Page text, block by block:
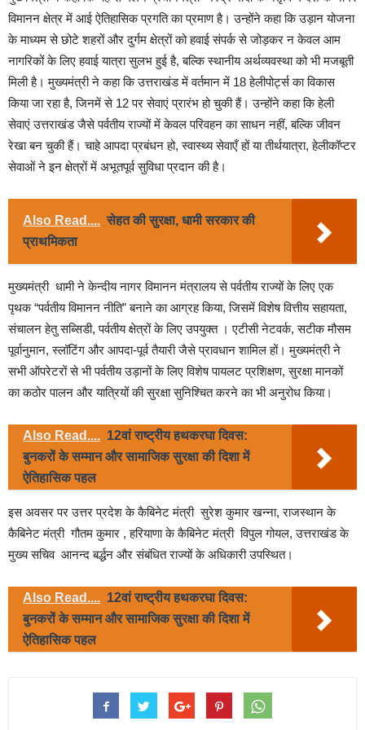
विमानन क्षेत्र में आई ऐतिहासिक प्रगति का प्रमाण है। उन्होंने कहा कि उड़ान योजना
के माध्यम से छोटे शहरों और दुर्गम क्षेत्रों को हवाई संपर्क से जोड़कर न केवल आम
नागरिकों के लिए हवाई यात्रा सुलभ हुई है, बल्कि स्थानीय अर्थव्यवस्था को भी मजबूती
मिली है। मुख्यमंत्री ने कहा कि उत्तराखंड में वर्तमान में 18 हेलीपोर्ट्स का विकास
किया जा रहा है, जिनमें से 12 पर सेवाएं प्रारंभ हो चुकी हैं। उन्होंने कहा कि हेली
सेवाएं उत्तराखंड जैसे पर्वतीय राज्यों में केवल परिवहन का साधन नहीं, बल्कि जीवन
रेखा बन चुकी हैं। चाहे आपदा प्रबंधन हो, स्वास्थ्य सेवाएँ हों या तीर्थयात्रा, हेलीकॉप्टर
सेवाओं ने इन क्षेत्रों में अभूतपूर्व सुविधा प्रदान की है।
Also Read.... सेहत की सुरक्षा, धामी सरकार की
प्राथमिकता
मुख्यमंत्री धामी ने केन्दीय नागर विमानन मंत्रालय से पर्वतीय राज्यों के लिए एक
पृथक “पर्वतीय विमानन नीति” बनाने का आग्रह किया, जिसमें विशेष वित्तीय सहायता,
संचालन हेतु सब्सिडी, पर्वतीय क्षेत्रों के लिए उपयुक्त । एटीसी नेटवर्क, सटीक मौसम
पूर्वानुमान, स्लॉटिंग और आपदा-पूर्व तैयारी जैसे प्रावधान शामिल हों। मुख्यमंत्री ने
सभी ऑपरेटरों से भी पर्वतीय उड़ानों के लिए विशेष पायलट प्रशिक्षण, सुरक्षा मानकों
का कठोर पालन और यात्रियों की सुरक्षा सुनिश्चित करने का भी अनुरोध किया।
Also Read.... 12वां राष्ट्रीय हथकरघा दिवस:
बुनकरों के सम्मान और सामाजिक सुरक्षा की दिशा में
ऐतिहासिक पहल
इस अवसर पर उत्तर प्रदेश के कैबिनेट मंत्री सुरेश कुमार खन्ना, राजस्थान के
कैबिनेट मंत्री गौतम कुमार , हरियाणा के कैबिनेट मंत्री विपुल गोयल, उत्तराखंड के
मुख्य सचिव आनन्द बर्द्धन और संबंधित राज्यों के अधिकारी उपस्थित।
Also Read.... 12वां राष्ट्रीय हथकरघा दिवस:
बुनकरों के सम्मान और सामाजिक सुरक्षा की दिशा में
ऐतिहासिक पहल